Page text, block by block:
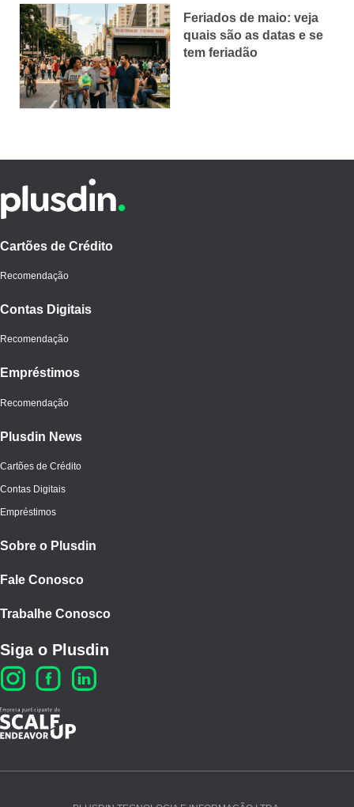
Feriados de maio: veja
quais são as datas e se
tem feriadão
Cartões de Crédito
Recomendação
Contas Digitais
Recomendação
Empréstimos
Recomendação
Plusdin News
Cartões de Crédito
Contas Digitais
Empréstimos
Sobre o Plusdin
Fale Conosco
Trabalhe Conosco
Siga o Plusdin